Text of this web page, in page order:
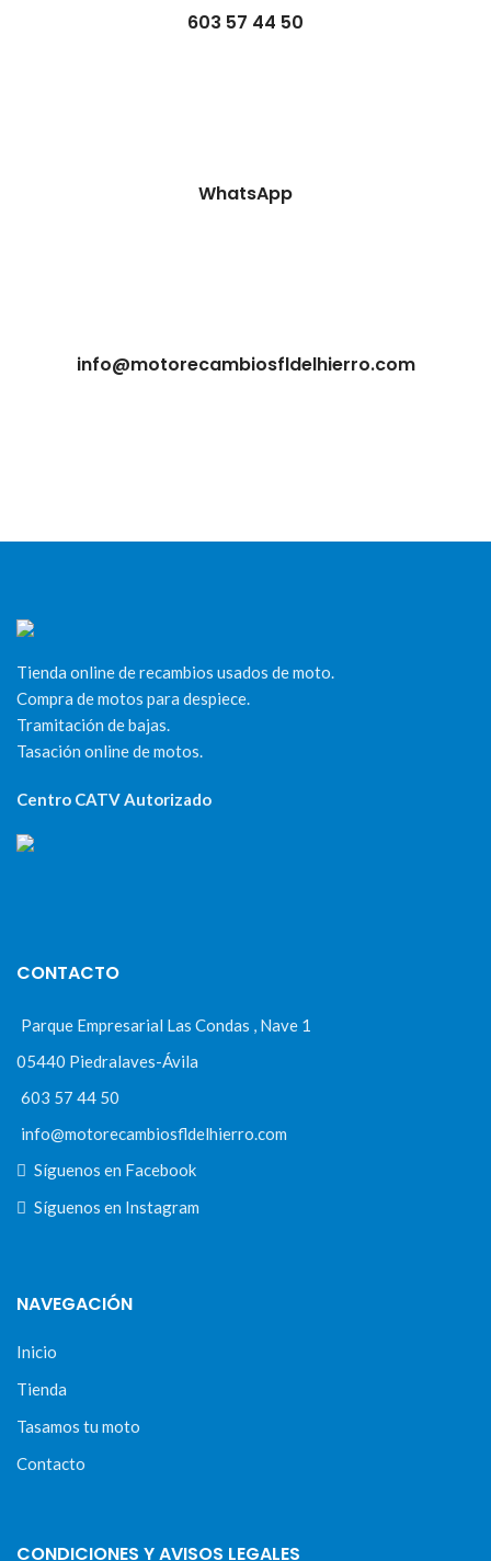
603 57 44 50
WhatsApp
info@motorecambiosfldelhierro.com
Tienda online de recambios usados de moto.
Compra de motos para despiece.
Tramitación de bajas.
Tasación online de motos.
Centro CATV Autorizado
CONTACTO
Parque Empresarial Las Condas , Nave 1
05440 Piedralaves-Ávila
603 57 44 50
info@motorecambiosfldelhierro.com
Síguenos en Facebook
Síguenos en Instagram
NAVEGACIÓN
Inicio
Tienda
Tasamos tu moto
Contacto
CONDICIONES Y AVISOS LEGALES